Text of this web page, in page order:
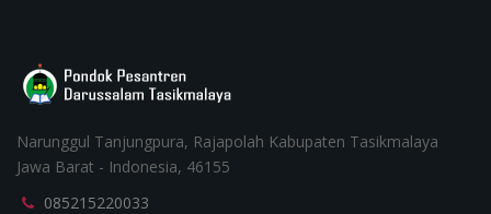
Narunggul Tanjungpura, Rajapolah Kabupaten Tasikmalaya
Jawa Barat - Indonesia, 46155
085215220033